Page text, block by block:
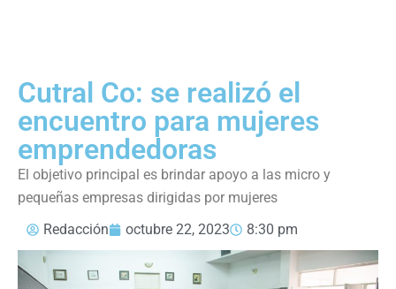
Cutral Co: se realizó el
encuentro para mujeres
emprendedoras
El objetivo principal es brindar apoyo a las micro y
pequeñas empresas dirigidas por mujeres
Redacción
octubre 22, 2023 8:30 pm